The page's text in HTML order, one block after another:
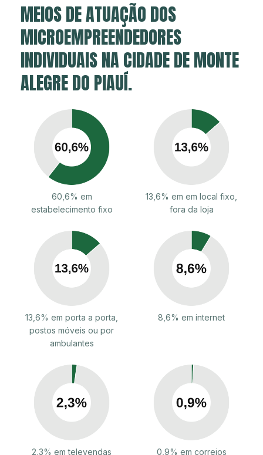
MEIOS DE ATUAÇÃO DOS
MICROEMPREENDEDORES
INDIVIDUAIS NA CIDADE DE MONTE
ALEGRE DO PIAUÍ.
60,6% em
estabelecimento fixo
13,6% em em local fixo,
fora da loja
13,6% em porta a porta,
postos móveis ou por
ambulantes
8,6% em internet
2,3% em televendas 0,9% em correios